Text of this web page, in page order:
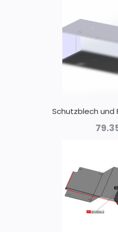
Schutzblech und